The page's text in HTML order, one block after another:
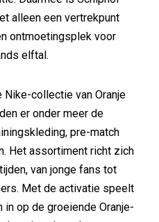
alleen een vertrekpunt
ontmoetingsplek voor
elftal.
collectie van Oranje
er onder meer de
pre-match
Het assortiment richt zich
van jonge fans tot
Met de activatie speelt
in op de groeiende Oranje-